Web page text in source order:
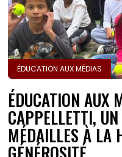
ÉDUCATION AUX MÉDIAS
ÉDUCATION AUX
CAPPELLETTI,
MÉDAILLES À LA